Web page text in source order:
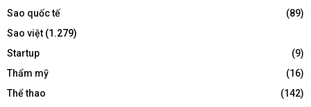
Sao quốc tế
(89)
Sao việt (1.279)
Startup
(9)
Thẩm mỹ
(16)
Thể thao
(142)